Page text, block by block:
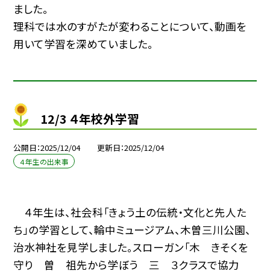
ました。
理科では水のすがたが変わることについて、動画を
用いて学習を深めていました。
12/3 ４年校外学習
公開日 2025/12/04 更新日 2025/12/04
４年生の出来事
４年生は、社会科「きょう土の伝統・文化と先人た
ち」の学習として、輪中ミュージアム、木曽三川公園、
治水神社を見学しました。スローガン「木 きそくを
守り 曽 祖先から学ぼう 三 ３クラスで協力